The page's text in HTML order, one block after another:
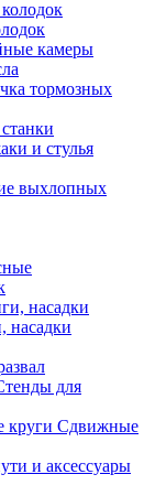
камеры
тормозных
и стулья
выхлопных
насадки
для
Сдвижные
и аксессуары